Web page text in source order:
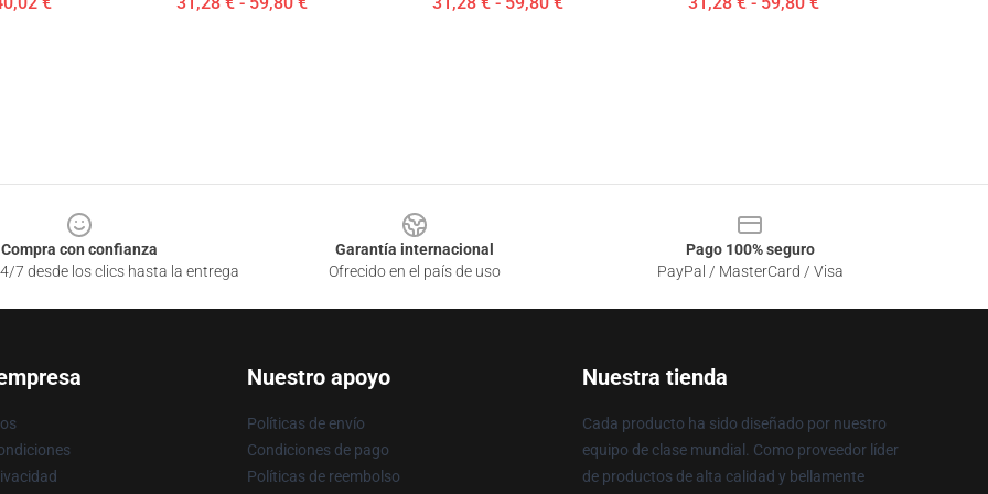
Compra con confianza
7 desde los clics hasta la entrega
Garantía internacional
Ofrecido en el país de uso
Pago 100% seguro
PayPal / MasterCard / Visa
Nuestro apoyo
Políticas de envío
Condiciones de pago
Políticas de reembolso
Nuestra tienda
Cada producto ha sido diseñado por nuestro
equipo de clase mundial. Como proveedor líder
de productos de alta calidad y bellamente